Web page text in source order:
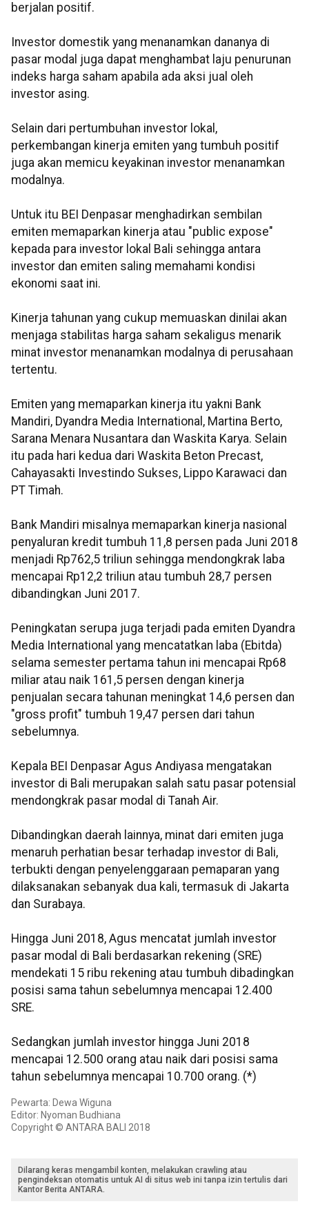
berjalan positif.
Investor domestik yang menanamkan dananya di
pasar modal juga dapat menghambat laju penurunan
indeks harga saham apabila ada aksi jual oleh
investor asing.
Selain dari pertumbuhan investor lokal,
perkembangan kinerja emiten yang tumbuh positif
juga akan memicu keyakinan investor menanamkan
modalnya.
Untuk itu BEI Denpasar menghadirkan sembilan
emiten memaparkan kinerja atau "public expose"
kepada para investor lokal Bali sehingga antara
investor dan emiten saling memahami kondisi
ekonomi saat ini.
Kinerja tahunan yang cukup memuaskan dinilai akan
menjaga stabilitas harga saham sekaligus menarik
minat investor menanamkan modalnya di perusahaan
tertentu.
Emiten yang memaparkan kinerja itu yakni Bank
Mandiri, Dyandra Media International, Martina Berto,
Sarana Menara Nusantara dan Waskita Karya. Selain
itu pada hari kedua dari Waskita Beton Precast,
Cahayasakti Investindo Sukses, Lippo Karawaci dan
PT Timah.
Bank Mandiri misalnya memaparkan kinerja nasional
penyaluran kredit tumbuh 11,8 persen pada Juni 2018
menjadi Rp762,5 triliun sehingga mendongkrak laba
mencapai Rp12,2 triliun atau tumbuh 28,7 persen
dibandingkan Juni 2017.
Peningkatan serupa juga terjadi pada emiten Dyandra
Media International yang mencatatkan laba (Ebitda)
selama semester pertama tahun ini mencapai Rp68
miliar atau naik 161,5 persen dengan kinerja
penjualan secara tahunan meningkat 14,6 persen dan
"gross profit" tumbuh 19,47 persen dari tahun
sebelumnya.
Kepala BEI Denpasar Agus Andiyasa mengatakan
investor di Bali merupakan salah satu pasar potensial
mendongkrak pasar modal di Tanah Air.
Dibandingkan daerah lainnya, minat dari emiten juga
menaruh perhatian besar terhadap investor di Bali,
terbukti dengan penyelenggaraan pemaparan yang
dilaksanakan sebanyak dua kali, termasuk di Jakarta
dan Surabaya.
Hingga Juni 2018, Agus mencatat jumlah investor
pasar modal di Bali berdasarkan rekening (SRE)
mendekati 15 ribu rekening atau tumbuh dibadingkan
posisi sama tahun sebelumnya mencapai 12.400
SRE.
Sedangkan jumlah investor hingga Juni 2018
mencapai 12.500 orang atau naik dari posisi sama
tahun sebelumnya mencapai 10.700 orang. (*)
Pewarta: Dewa Wiguna
Editor: Nyoman Budhiana
Copyright © ANTARA BALI 2018
Dilarang keras mengambil konten, melakukan crawling atau
pengindeksan otomatis untuk AI di situs web ini tanpa izin tertulis dari
Kantor Berita ANTARA.